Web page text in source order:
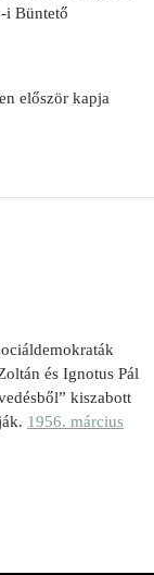
i Büntető
először kapja
és Ignotus Pál
kiszabott
1956. március